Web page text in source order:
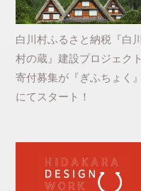
白川村ふるさと納税『白川
村の蔵』建設プロジェクト
寄付募集が『ぎふちょく』
にてスタート！